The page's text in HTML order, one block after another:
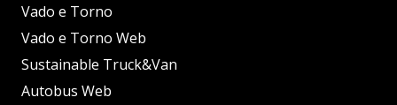
Vado e Torno
Vado e Torno Web
Sustainable Truck&Van
Autobus Web